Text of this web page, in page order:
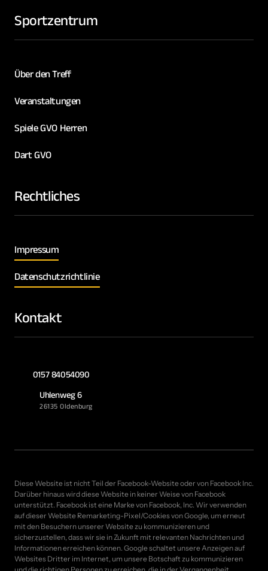
Sportzentrum
Über den Treff
Veranstaltungen
Spiele GVO Herren
Dart GVO
Rechtliches
Impressum
Datenschutzrichtlinie
Kontakt
0157 84054090
Uhlenweg 6
26135 Oldenburg
Diese Website ist nicht Teil der Facebook-Website oder von Facebook Inc.
Darüber hinaus wird diese Website in keiner Weise von Facebook
unterstützt. Facebook ist eine Marke von Facebook, Inc. Wir verwenden
auf dieser Website Remarketing-Pixel/Cookies von Google, um erneut
mit den Besuchern unserer Website zu kommunizieren und
sicherzustellen, dass wir sie in Zukunft mit relevanten Nachrichten und
Informationen erreichen können. Google schaltet unsere Anzeigen auf
Websites Dritter im Internet, um unsere Botschaft zu kommunizieren